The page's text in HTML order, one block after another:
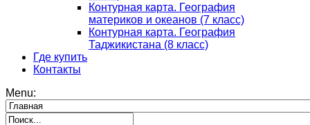
Контурная карта. География
материков и океанов (7 класс)
Контурная карта. География
Таджикистана (8 класс)
Где купить
Контакты
Menu: